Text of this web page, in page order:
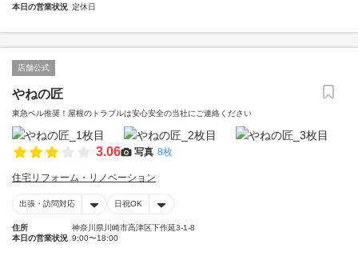
本日の営業状況 定休日
店舗公式
やねの匠
東急ベル推奨！屋根のトラブルは安心安全の当社にご連絡ください
3.06 写真 8枚
住宅リフォーム・リノベーション
出張・訪問対応 日祝OK
住所
神奈川県川崎市高津区下作延3-1-8
本日の営業状況 9:00〜18:00